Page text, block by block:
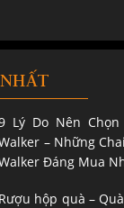
Lý Do Nên Chọn
– Những
Đáng Mua
Rượu hộp quà –